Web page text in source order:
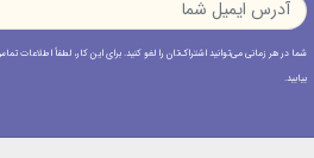
شما در هر زمانی می‌توانید اشتراک‌تان را لغو کنید. برای این کار، لطفاً اطلاعات
بیابید.